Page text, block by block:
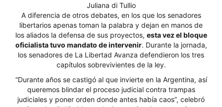
Juliana di Tullio
A diferencia de otros debates, en los que los senadores
libertarios apenas toman la palabra y dejan en manos de
los aliados la defensa de sus proyectos, esta vez el bloque
oficialista tuvo mandato de intervenir. Durante la jornada,
los senadores de La Libertad Avanza defendieron los tres
capítulos sobrevivientes de la ley.
“Durante años se castigó al que invierte en la Argentina, así
queremos blindar el proceso judicial contra trampas
judiciales y poner orden donde antes había caos”, celebró